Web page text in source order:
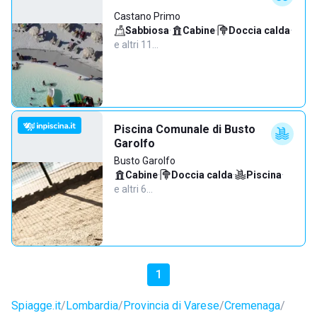
Castano Primo
Sabbiosa· Cabine· Doccia calda·
e altri 11…
Piscina Comunale di Busto
Garolfo
Busto Garolfo
Cabine· Doccia calda· Piscina·
e altri 6…
1
Spiagge.it Lombardia Provincia di Varese Cremenaga